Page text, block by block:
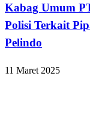
Kabag Umum
Polisi Terkait
Pelindo
11 Maret 2025